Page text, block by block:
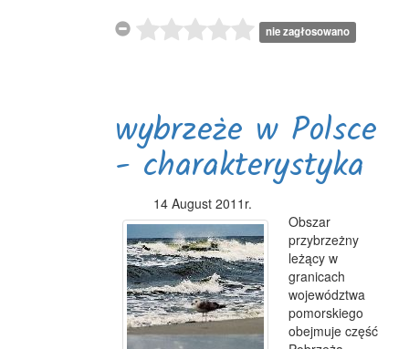
nie zagłosowano
wybrzeże w Polsce
- charakterystyka
14 August 2011r.
Obszar
przybrzeżny
leżący w
granicach
województwa
pomorskiego
obejmuje część